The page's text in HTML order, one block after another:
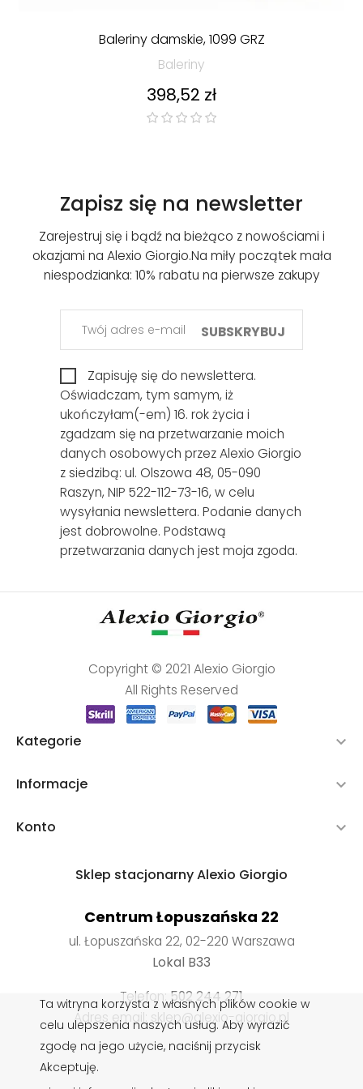
Baleriny damskie, 1099 GRZ
Baleriny
Cena
398,52 zł
Zapisz się na newsletter
Zarejestruj się i bądź na bieżąco z nowościami i
okazjami na Alexio Giorgio.Na miły początek mała
niespodzianka: 10% rabatu na pierwsze zakupy
SUBSKRYBUJ
Zapisuję się do newslettera.
Oświadczam, tym samym, iż
ukończyłam(-em) 16. rok życia i
zgadzam się na przetwarzanie moich
danych osobowych przez Alexio Giorgio
z siedzibą: ul. Olszowa 48, 05-090
Raszyn, NIP 522-112-73-16, w celu
wysyłania newslettera. Podanie danych
jest dobrowolne. Podstawą
przetwarzania danych jest moja zgoda.
Copyright © 2021 Alexio Giorgio
All Rights Reserved
Kategorie 
Informacje 
Konto 
Sklep stacjonarny Alexio Giorgio
Centrum Łopuszańska 22
ul. Łopuszańska 22, 02-220 Warszawa
Lokal B33
Telefon: 502 244 271
Adres email: sklep@alexio-giorgio.pl
Ta witryna korzysta z własnych plików cookie w
celu ulepszenia naszych usług. Aby wyrazić
zgodę na jego użycie, naciśnij przycisk
Akceptuję.